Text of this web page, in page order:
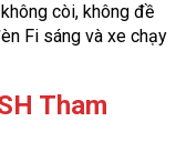
còi, không đề
Fi sáng và xe chạy
Tham